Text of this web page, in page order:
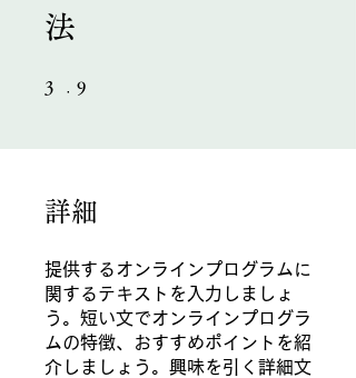
法
3 3 undefined
9
詳細
提供するオンラインプログラムに
関するテキストを入力しましょ
う。短い文でオンラインプログラ
ムの特徴、おすすめポイントを紹
介しましょう。興味を引く詳細文